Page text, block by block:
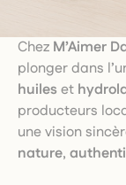
Chez M’Aimer
plonger dans
huileset
producteurs
une vision
nature,